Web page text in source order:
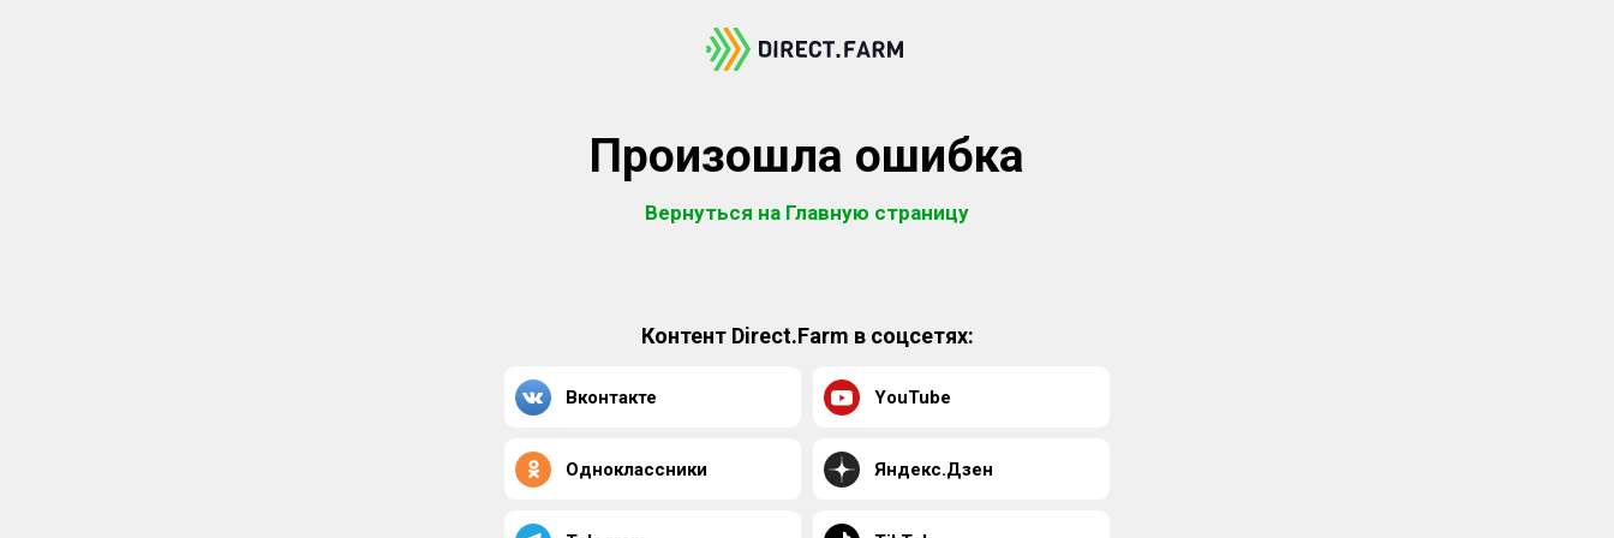
Произошла ошибка
Вернуться на Главную страницу
Контент Direct.Farm в соцсетях:
Вконтакте YouTube
Одноклассники Яндекс.Дзен